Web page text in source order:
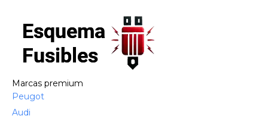
Marcas premium
Peugot
Audi